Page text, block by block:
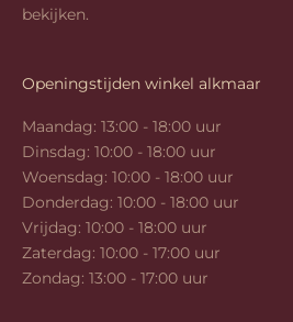
bekijken.
Openingstijden winkel alkmaar
Maandag: 13:00 - 18:00 uur
Dinsdag: 10:00 - 18:00 uur
Woensdag: 10:00 - 18:00 uur
Donderdag: 10:00 - 18:00 uur
Vrijdag: 10:00 - 18:00 uur
Zaterdag: 10:00 - 17:00 uur
Zondag: 13:00 - 17:00 uur